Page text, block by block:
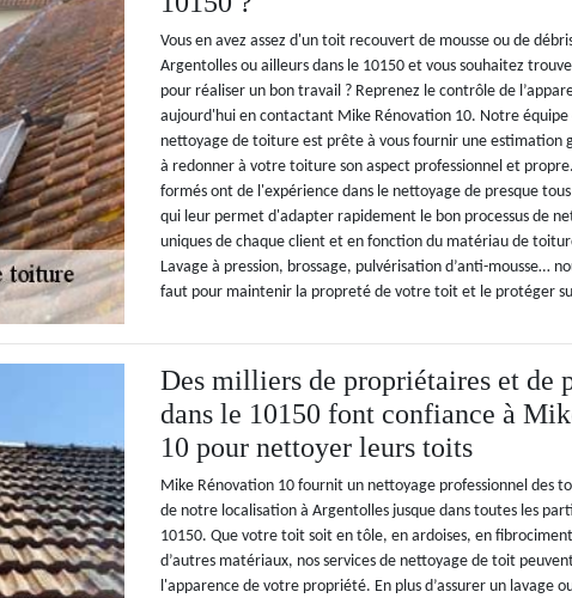
Vous en avez assez d'un toit recouvert de mousse ou de
Argentolles ou ailleurs dans le 10150 et vous souhaitez
pour réaliser un bon travail ? Reprenez le contrôle de
aujourd'hui en contactant Mike Rénovation 10. Notre équipe
nettoyage de toiture est prête à vous fournir une estimation
à redonner à votre toiture son aspect professionnel et
formés ont de l'expérience dans le nettoyage de presque
qui leur permet d'adapter rapidement le bon processus de
uniques de chaque client et en fonction du matériau de
Lavage à pression, brossage, pulvérisation d’anti-mousse…
faut pour maintenir la propreté de votre toit et le protéger
Des milliers de propriétaires et de
dans le 10150 font confiance à
10 pour nettoyer leurs toits
Mike Rénovation 10 fournit un nettoyage professionnel des
de notre localisation à Argentolles jusque dans toutes les
10150. Que votre toit soit en tôle, en ardoises, en
d’autres matériaux, nos services de nettoyage de toit
l'apparence de votre propriété. En plus d’assurer un lavage